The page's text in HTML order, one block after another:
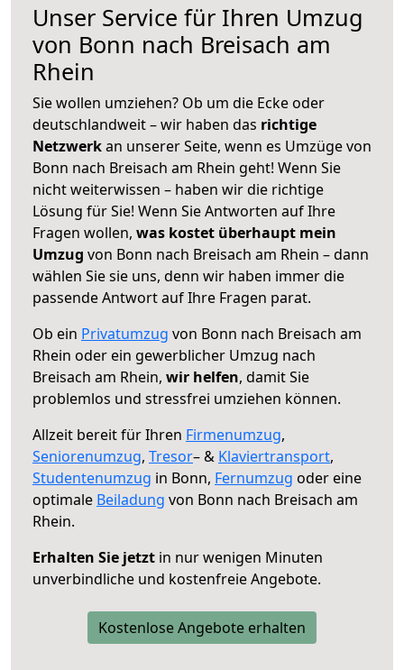
Unser Service für Ihren Umzug
von Bonn nach Breisach am
Rhein
Sie wollen umziehen? Ob um die Ecke oder
deutschlandweit – wir haben das richtige
Netzwerkan unserer Seite, wenn es Umzüge von
Bonn nach Breisach am Rhein geht! Wenn Sie
nicht weiterwissen – haben wir die richtige
Lösung für Sie! Wenn Sie Antworten auf Ihre
Fragen wollen, was kostet überhaupt mein
Umzug von Bonn nach Breisach am Rhein – dann
wählen Sie sie uns, denn wir haben immer die
passende Antwort auf Ihre Fragen parat.
Ob ein Privatumzug von Bonn nach Breisach am
Rhein oder ein gewerblicher Umzug nach
Breisach am Rhein, wir helfen, damit Sie
problemlos und stressfrei umziehen können.
Allzeit bereit für Ihren Firmenumzug,
Seniorenumzug, Tresor– & Klaviertransport,
Studentenumzug in Bonn, Fernumzug oder eine
optimale Beiladung von Bonn nach Breisach am
Rhein.
Erhalten Sie jetzt in nur wenigen Minuten
unverbindliche und kostenfreie Angebote.
Kostenlose Angebote erhalten